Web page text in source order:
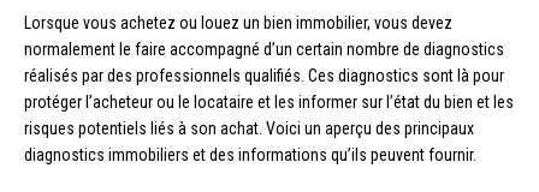
Lorsque vous achetez ou louez un bien immobilier, vous devez
normalement le faire accompagné d’un certain nombre de diagnostics
réalisés par des professionnels qualifiés. Ces diagnostics sont là pour
protéger l’acheteur ou le locataire et les informer sur l’état du bien et les
risques potentiels liés à son achat. Voici un aperçu des principaux
diagnostics immobiliers et des informations qu’ils peuvent fournir.